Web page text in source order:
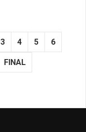
3 4 5 6
FINAL